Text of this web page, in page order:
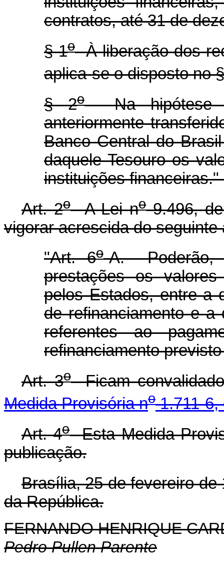
contratos, até 31 de
§ 1oÀ liberação dos
aplica-se o disposto no
§ 2oNa hipótese
anteriormente
Banco Central do
daquele Tesouro os
instituições financeiras."
Art. 2oA Lei no9.496,
vigorar acrescida do seguinte
"Art. 6o-A. Poderão,
prestações os valores
pelos Estados, entre a
de refinanciamento e
referentes ao
refinanciamento
Art. 3oFicam
Medida Provisória no1.711-6,
Art. 4oEsta Medida
publicação.
Brasília, 25 de fevereiro de
da República.
FERNANDO HENRIQUE
Pedro Pullen Parente